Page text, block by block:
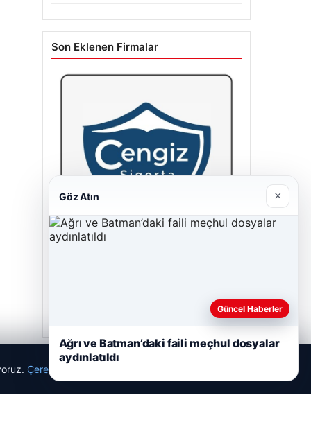
Son Eklenen Firmalar
Çerez Politikamız
Göz Atın ×
Güncel Haberler
Ağrı ve Batman’daki faili meçhul dosyalar
aydınlatıldı